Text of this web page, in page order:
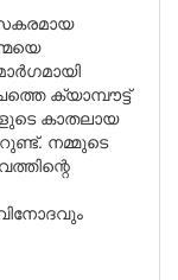
ക്യാമ്പൗട്ട്
കാതലായ
നമ്മുടെ